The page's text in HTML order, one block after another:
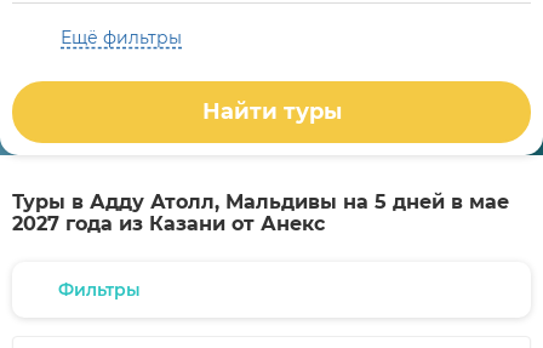
Ещё фильтры
Найти туры
Туры в Адду Атолл, Мальдивы на 5 дней в мае
2027 года из Казани от Анекс
Фильтры